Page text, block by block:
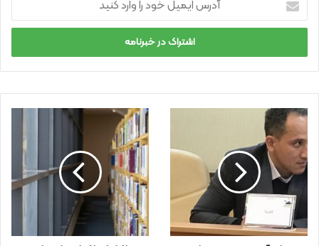
ر
ا
ی
ل
خ
و
د
ر
ا
ر